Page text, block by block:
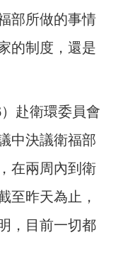
部所做的事情
的制度，還是
赴衛環委員會
中決議衛福部
在兩周內到衛
至昨天為止，
，目前一切都